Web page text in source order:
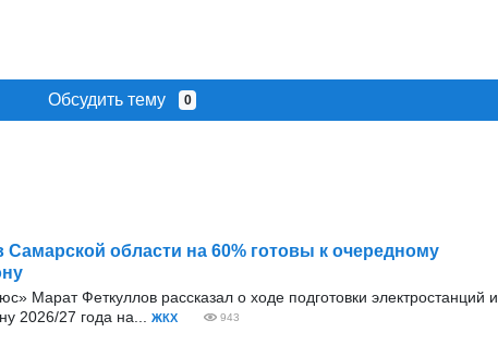
Обсудить тему 0
области на 60% готовы к очередному
Марат Феткуллов рассказал о ходе подготовки электростанций и
2026/27 года на...
ЖКХ 943